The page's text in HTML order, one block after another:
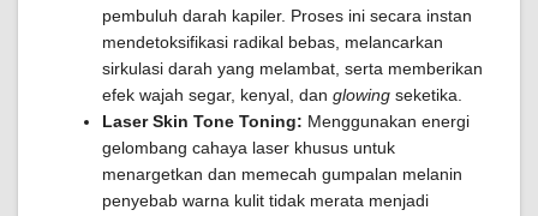
pembuluh darah kapiler. Proses ini secara instan
mendetoksifikasi radikal bebas, melancarkan
sirkulasi darah yang melambat, serta memberikan
efek wajah segar, kenyal, dan glowing seketika.
Laser Skin Tone Toning: Menggunakan energi
gelombang cahaya laser khusus untuk
menargetkan dan memecah gumpalan melanin
penyebab warna kulit tidak merata menjadi